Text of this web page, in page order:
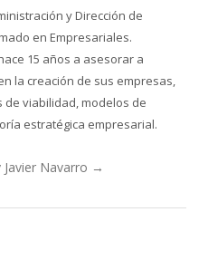
y Dirección de
en Empresariales.
15 años a asesorar a
la creación de sus empresas,
viabilidad, modelos de
estratégica empresarial.
Navarro →